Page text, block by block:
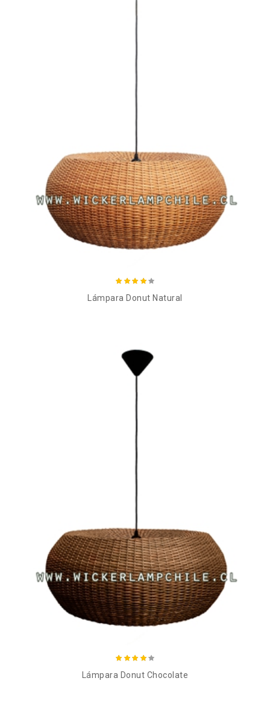
Añadir al carro
Lámpara Donut Natural
Añadir al carro
Lámpara Donut Chocolate